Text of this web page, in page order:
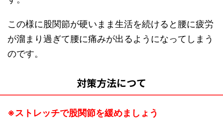
この様に股関節が硬いまま生活を続けると腰に疲労
が溜まり過ぎて腰に痛みが出るようになってしまう
のです。
対策方法につて
※ストレッチで股関節を緩めましょう